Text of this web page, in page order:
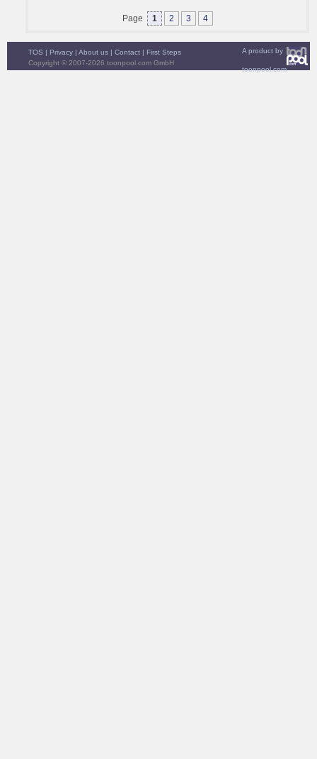
Page 1 2 3 4
A product by
toonpool.com
TOS | Privacy | About us | Contact | First Steps
Copyright © 2007-2026 toonpool.com GmbH